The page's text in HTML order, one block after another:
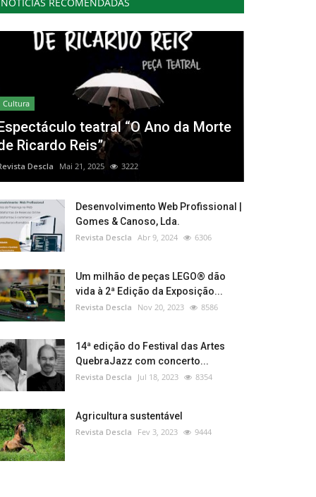
Cultura
teatral “O Ano da Morte
Ricardo Reis”
Descla Mai 21, 2025 3222
Desenvolvimento Web Profissional |
Gomes & Canoso, Lda.
Revista Descla Abr 9, 2024 6306
Um milhão de peças LEGO® dão
vida à 2ª Edição da Exposição...
Revista Descla Nov 20, 2023 8586
14ª edição do Festival das Artes
QuebraJazz com concerto...
Revista Descla Jul 18, 2023 8354
Agricultura sustentável
Revista Descla Fev 3, 2023 9444